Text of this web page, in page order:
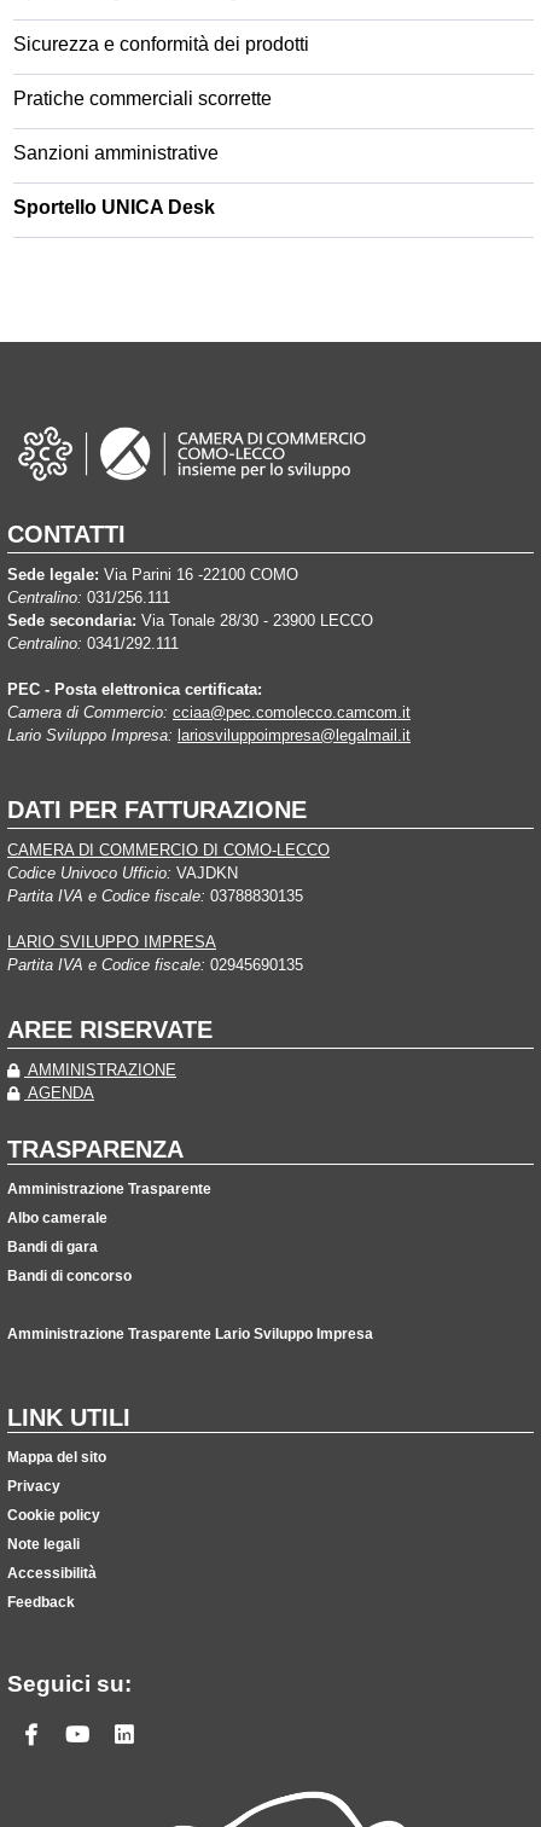
Sicurezza e conformità dei prodotti
Pratiche commerciali scorrette
Sanzioni amministrative
Sportello UNICA Desk
CONTATTI
Sede legale: Via Parini 16 -22100 COMO
Centralino: 031/256.111
Sede secondaria: Via Tonale 28/30 - 23900 LECCO
Centralino: 0341/292.111
PEC - Posta elettronica certificata:
Camera di Commercio: cciaa@pec.comolecco.camcom.it
Lario Sviluppo Impresa: lariosviluppoimpresa@legalmail.it
DATI PER FATTURAZIONE
CAMERA DI COMMERCIO DI COMO-LECCO
Codice Univoco Ufficio: VAJDKN
Partita IVA e Codice fiscale: 03788830135
LARIO SVILUPPO IMPRESA
Partita IVA e Codice fiscale: 02945690135
AREE RISERVATE
AMMINISTRAZIONE
AGENDA
TRASPARENZA
Amministrazione Trasparente
Albo camerale
Bandi di gara
Bandi di concorso
Amministrazione Trasparente Lario Sviluppo Impresa
LINK UTILI
Mappa del sito
Privacy
Cookie policy
Note legali
Accessibilità
Feedback
Seguici su:
Facebook
Youtube